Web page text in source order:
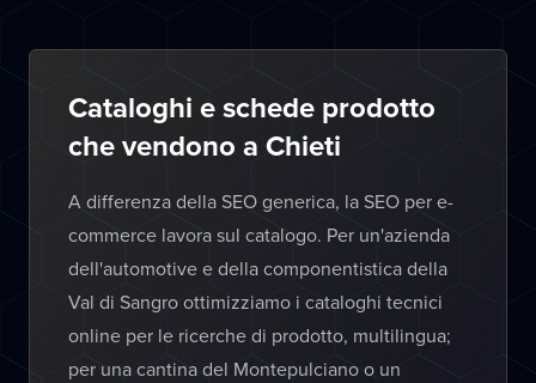
Cataloghi e schede prodotto
che vendono a Chieti
A differenza della SEO generica, la SEO per e-
commerce lavora sul catalogo. Per un'azienda
dell'automotive e della componentistica della
Val di Sangro ottimizziamo i cataloghi tecnici
online per le ricerche di prodotto, multilingua;
per una cantina del Montepulciano o un